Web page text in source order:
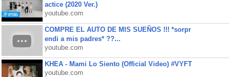
actice (2020 Ver.)
youtube.com
COMPRE EL AUTO DE MIS SUEÑOS !!! *sorpr
endi a mis padres* ??...
youtube.com
KHEA - Mami Lo Siento (Official Video) #VYFT
youtube.com